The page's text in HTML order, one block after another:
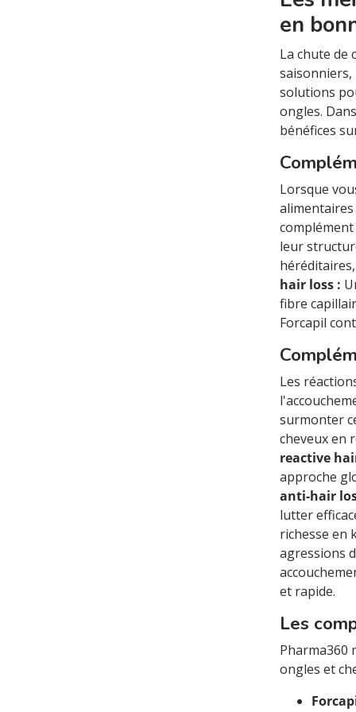
en
La chute de
saisonniers,
solutions
ongles.
bénéfices
Lorsque
alimentaires
leur
hair loss :
fibre
Forcapil
Les
surmonter
cheveux en
reactive
approche
anti-hair
lutter
richesse en
agressions
et rapide.
Les
Pharma360
ongles et